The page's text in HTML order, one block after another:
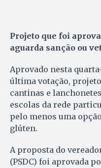
Projeto que foi
aguarda sanção ou
Aprovado nesta
última votação,
cantinas e
escolas da rede
pelo menos uma
glúten.
A proposta do
(PSDC) foi aprovada